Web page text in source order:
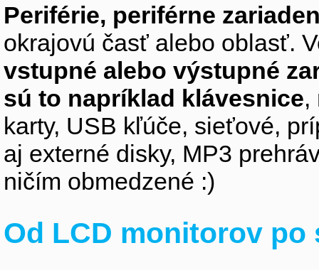
Periférie, periférne
okrajovú časť alebo oblasť.
vstupné alebo výstupné
sú to napríklad klávesnice,
karty, USB kľúče, sieťové,
aj externé disky, MP3
ničím obmedzené :)
Od LCD monitorov